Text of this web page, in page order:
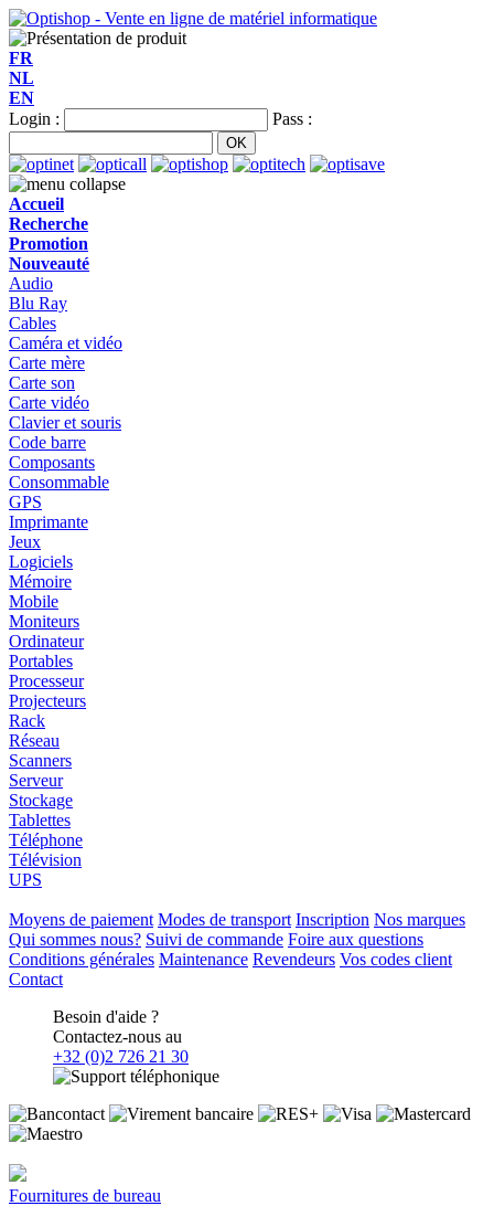
FR
NL
EN
Login :
Pass :
Accueil
Recherche
Promotion
Nouveauté
Audio
Blu Ray
Cables
Caméra et vidéo
Carte mère
Carte son
Carte vidéo
Clavier et souris
Code barre
Composants
Consommable
GPS
Imprimante
Jeux
Logiciels
Mémoire
Mobile
Moniteurs
Ordinateur
Portables
Processeur
Projecteurs
Rack
Réseau
Scanners
Serveur
Stockage
Tablettes
Téléphone
Télévision
UPS
Moyens de paiement Modes de transport Inscription Nos marques
Qui sommes nous? Suivi de commande Foire aux questions
Conditions générales Maintenance Revendeurs Vos codes client
Contact
Besoin d'aide ?
Contactez-nous au
+32 (0)2 726 21 30
Fournitures de bureau